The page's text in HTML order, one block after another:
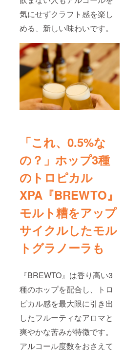
気にせずクラフト感を楽し
める、新しい味わいです。
「これ、0.5%な
の？」ホップ3種
のトロピカル
XPA『BREWTO』
モルト糟をアップ
サイクルしたモル
トグラノーラも
『BREWTO』は香り高い3
種のホップを配合し、トロ
ピカル感を最大限に引き出
したフルーティなアロマと
爽やかな苦みが特徴です。
アルコール度数をおさえて